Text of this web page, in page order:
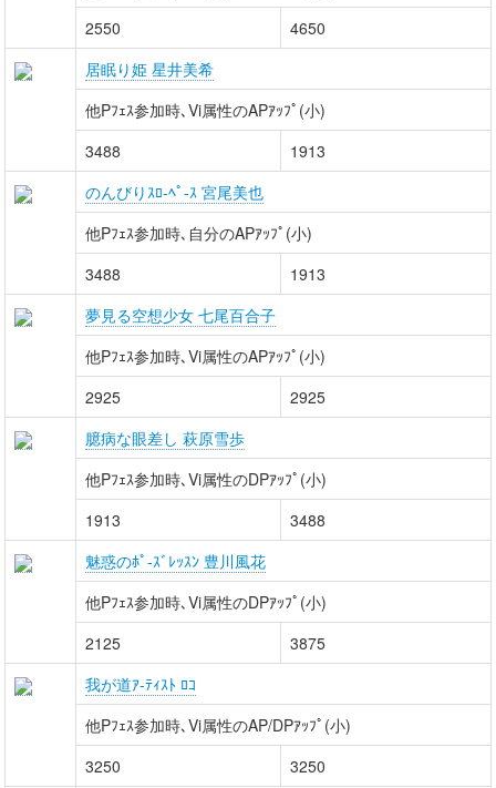
2550
4650
居眠り姫 星井美希
他Pﾌｪｽ参加時､Vi属性のAPｱｯﾌﾟ(小)
3488
1913
のんびりｽﾛ-ﾍﾟ-ｽ 宮尾美也
他Pﾌｪｽ参加時､自分のAPｱｯﾌﾟ(小)
3488
1913
夢見る空想少女 七尾百合子
他Pﾌｪｽ参加時､Vi属性のAPｱｯﾌﾟ(小)
2925
2925
臆病な眼差し 萩原雪歩
他Pﾌｪｽ参加時､Vi属性のDPｱｯﾌﾟ(小)
1913
3488
魅惑のﾎﾟ-ｽﾞﾚｯｽﾝ 豊川風花
他Pﾌｪｽ参加時､Vi属性のDPｱｯﾌﾟ(小)
2125
3875
我が道ｱ-ﾃｨｽﾄ ﾛｺ
他Pﾌｪｽ参加時､Vi属性のAP/DPｱｯﾌﾟ(小)
3250
3250